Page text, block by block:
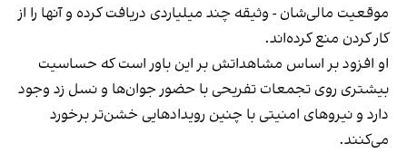
موقعیت مالی‌شان - وثیقه چند میلیاردی دریافت کرده و آنها را از
کار کردن منع کرده‌اند.
او افزود بر اساس مشاهداتش بر این باور است که حساسیت
بیشتری روی تجمعات تفریحی با حضور جوان‌ها و نسل زد وجود
دارد و نیروهای امنیتی با چنین رویدادهایی خشن‌تر برخورد
می‌کنند.